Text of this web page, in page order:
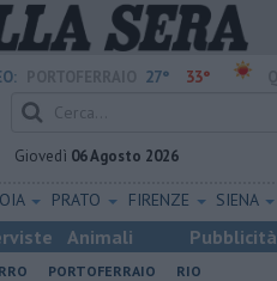
27° 33°
Giovedì 06 Agosto 2026
PRATO FIRENZE SIENA
Animali Pubblicità
PORTOFERRAIO RIO